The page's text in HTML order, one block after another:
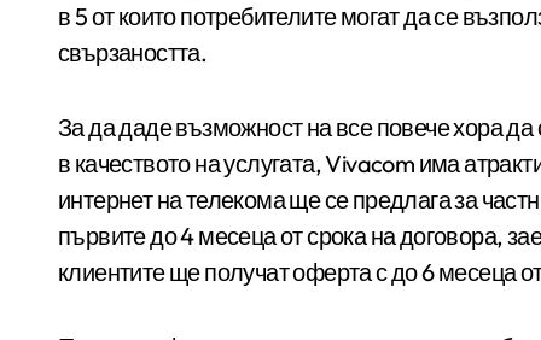
в 5 от които потребителите могат да се
свързаността.
За да даде възможност на все повече хора да
в качеството на услугата, Vivacom има
интернет на телекома ще се предлага за
първите до 4 месеца от срока на договора,
клиентите ще получат оферта с до 6 месеца